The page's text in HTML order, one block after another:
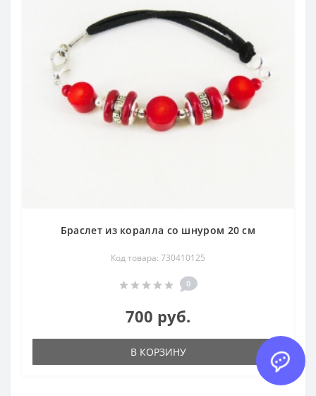
Браслет из коралла со шнуром 20 см
Код товара: 730410125
0
700 руб.
В КОРЗИНУ